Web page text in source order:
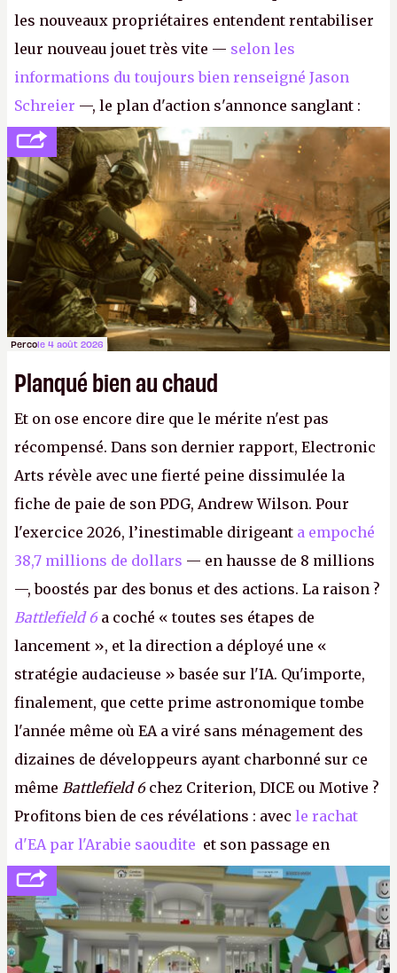
les nouveaux propriétaires entendent rentabiliser
leur nouveau jouet très vite — selon les
informations du toujours bien renseigné Jason
Schreier —, le plan d'action s'annonce sanglant :
réductions de coûts drastiques, fermetures de
studios et licenciements massifs. En gros, essorer
FCetBattlefield, puis virer le reste.P.
Percole 4 août 2026
Planqué bien au chaud
Et on ose encore dire que le mérite n'est pas
récompensé. Dans son dernier rapport, Electronic
Arts révèle avec une fierté peine dissimulée la
fiche de paie de son PDG, Andrew Wilson. Pour
l'exercice 2026, l’inestimable dirigeant a empoché
38,7 millions de dollars — en hausse de 8 millions
—, boostés par des bonus et des actions. La raison ?
Battlefield 6 a coché « toutes ses étapes de
lancement », et la direction a déployé une «
stratégie audacieuse » basée sur l'IA. Qu'importe,
finalement, que cette prime astronomique tombe
l'année même où EA a viré sans ménagement des
dizaines de développeurs ayant charbonné sur ce
même Battlefield 6chez Criterion, DICE ou Motive ?
Profitons bien de ces révélations : avec le rachat
d'EA par l'Arabie saoudite et son passage en
société privée, l'éditeur n'aura bientôt plus
l'obligation de publier ses bilans. Encore une
victoire pour la transparence.P.